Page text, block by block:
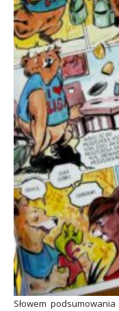
Słowem podsumowania